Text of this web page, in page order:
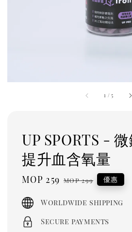
1 /5
UP SPORTS - 微
提升血含氧量
Sale
MOP 259 Regular
MOP 299 優惠
Worldwide shipping
Secure payments